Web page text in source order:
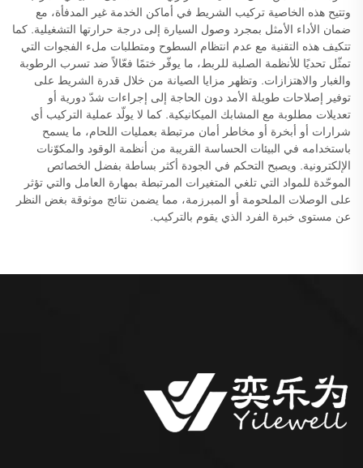
وتتيح هذه الخاصية تركيب الشريط في أماكن الخدمة غير المدفأة، مع
ضمان الأداء الأمثل بمجرد وصول السيارة إلى درجة حرارتها التشغيلية. كما
تتكيف هذه التقنية مع عدم انتظام السطوح ومتطلبات ملء الفجوات التي
تمثّل تحديًا للأنظمة الصلبة للربط، ما يوفّر ختمًا فعّالاً ضد تسرب الرطوبة
والغبار والاهتزازات. وتظهر مزايا الصيانة من خلال قدرة الشريط على
توفير إصلاحات طويلة الأمد دون الحاجة إلى إجراءات شدّ دورية أو
تعديلات مطلوبة مع المشابك الميكانيكية. كما لا يولّد عملية التركيب أي
شرارات أو أبخرة أو مخاطر أمان مرتبطة بعمليات اللحام، ما يسمح
باستخدامه في البيئات الحساسة القريبة من أنظمة الوقود والمكوّنات
الإلكترونية. ويصبح التحكم في الجودة أكثر بساطة بفضل الخصائص
الموحّدة للمواد التي تلغي المتغيرات المرتبطة بمهارة العامل والتي تؤثر
على الوصلات الملحومة أو المبرزمة، مما يضمن نتائج موثوقة بغض النظر
عن مستوى خبرة الفرد الذي يقوم بالتركيب.